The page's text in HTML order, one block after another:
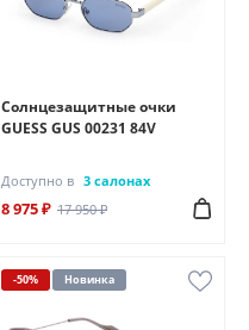
Солнцезащитные очки
GUESS GUS 00231 84V
Доступно в 3 салонах
8 975 ₽ 17 950 ₽
-50% Новинка